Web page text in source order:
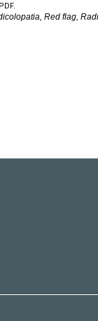
Red flag,